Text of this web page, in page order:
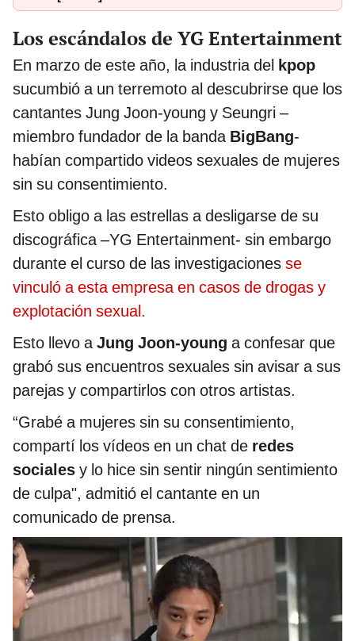
Los escándalos de YG Entertainment
En marzo de este año, la industria del kpop
sucumbió a un terremoto al descubrirse que los
cantantes Jung Joon-young y Seungri –
miembro fundador de la banda BigBang-
habían compartido videos sexuales de mujeres
sin su consentimiento.
Esto obligo a las estrellas a desligarse de su
discográfica –YG Entertainment- sin embargo
durante el curso de las investigaciones se
vinculó a esta empresa en casos de drogas y
explotación sexual.
Esto llevo aJung Joon-young a confesar que
grabó sus encuentros sexuales sin avisar a sus
parejas y compartirlos con otros artistas.
“Grabé a mujeres sin su consentimiento,
compartí los vídeos en un chat de redes
sociales y lo hice sin sentir ningún sentimiento
de culpa", admitió el cantante en un
comunicado de prensa.